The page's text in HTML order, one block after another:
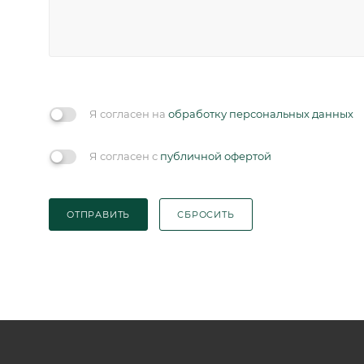
Я согласен на обработку персональных данных
Я согласен с публичной офертой
ОТПРАВИТЬ СБРОСИТЬ